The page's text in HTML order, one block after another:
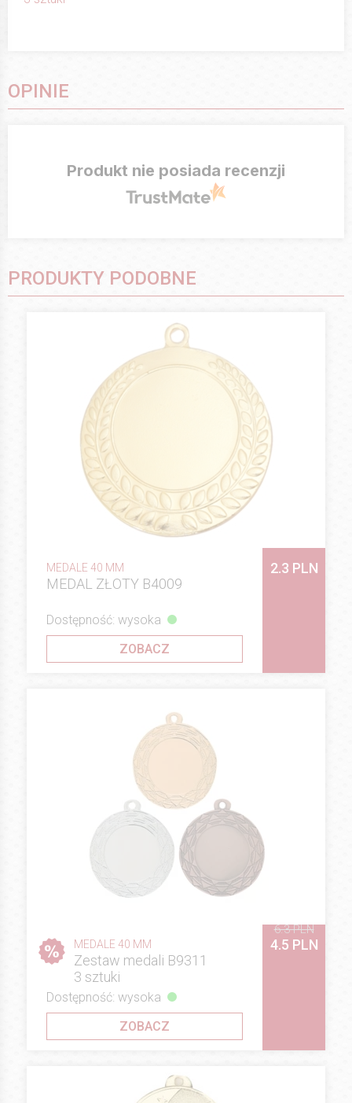
OPINIE
Produkt nie posiada recenzji
PRODUKTY PODOBNE
MEDALE 40 MM
MEDAL ZŁOTY B4009
2.3 PLN
Dostępność: wysoka
ZOBACZ
MEDALE 40 MM
Zestaw medali B9311
3 sztuki
6.3 PLN
4.5 PLN
Dostępność: wysoka
ZOBACZ